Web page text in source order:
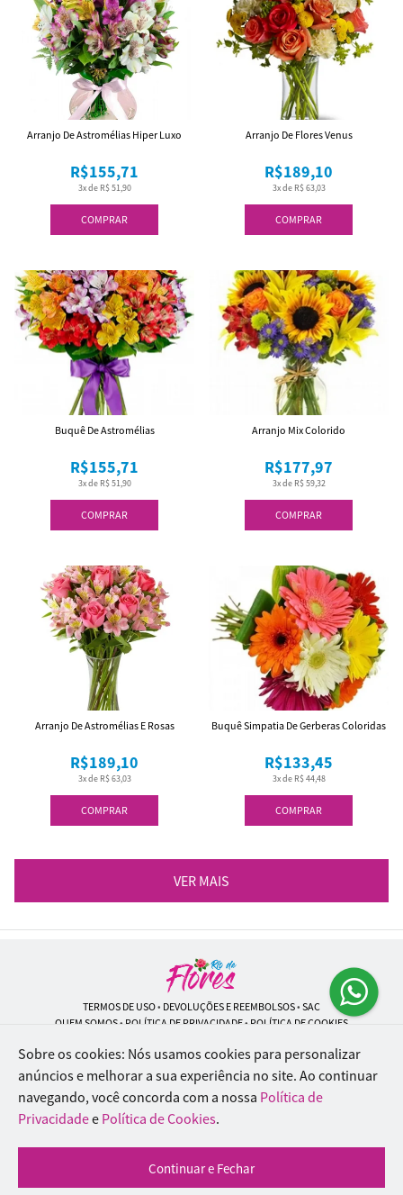
COMPRAR
3x de R$ 51,90
R$155,71
Arranjo De Astromélias Hiper Luxo
COMPRAR
3x de R$ 63,03
R$189,10
Arranjo De Flores Venus
COMPRAR
3x de R$ 51,90
R$155,71
Buquê De Astromélias
COMPRAR
3x de R$ 59,32
R$177,97
Arranjo Mix Colorido
COMPRAR
3x de R$ 63,03
R$189,10
Arranjo De Astromélias E Rosas
COMPRAR
3x de R$ 44,48
R$133,45
Buquê Simpatia De Gerberas Coloridas
VER MAIS
TERMOS DE USO• DEVOLUÇÕES E REEMBOLSOS• SAC
QUEM SOMOS• POLÍTICA DE PRIVACIDADE• POLÍTICA DE COOKIES
Rio de Flores | CNPJ: 18.184.423/0001-74
Rua Lopes Trovão, 42 - Rio de Janeiro - RJ - 20.920-340
WhatsApp: (21) 96451-9290| Telefone: (21) 9 6715-9790
© 2024-2026 - Todos os direitos reservados - Desenvolvido por
Inteligentes
Sobre os cookies: Nós usamos cookies para personalizar
anúncios e melhorar a sua experiência no site. Ao continuar
navegando, você concorda com a nossa Política de
Privacidadee Política de Cookies.
Continuar e Fechar